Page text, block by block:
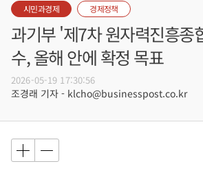
시민과경제 경제정책
과기부 '제7차 원자력진흥종
수, 올해 안에 확정 목표
2026-05-19 17:30:56
조경래 기자 - klcho@businesspost.co.kr